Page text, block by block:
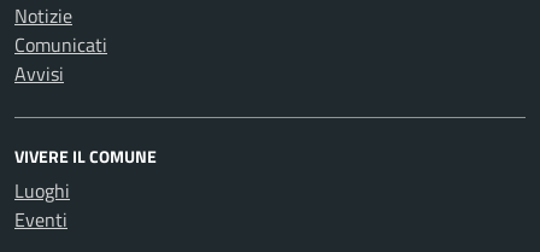
Notizie
Comunicati
Avvisi
VIVERE IL COMUNE
Luoghi
Eventi